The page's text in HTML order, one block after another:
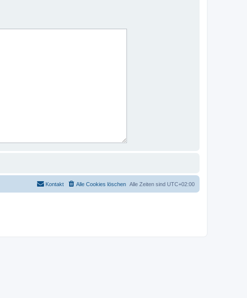
Alle Zeiten sind UTC+02:00
Alle Cookies löschen
Kontakt